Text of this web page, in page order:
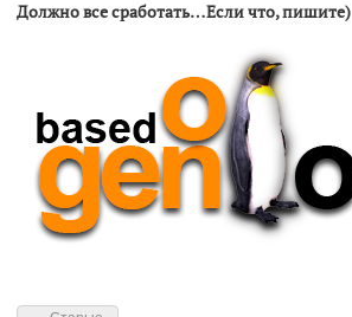
Должно все сработать…Если что, пишите)